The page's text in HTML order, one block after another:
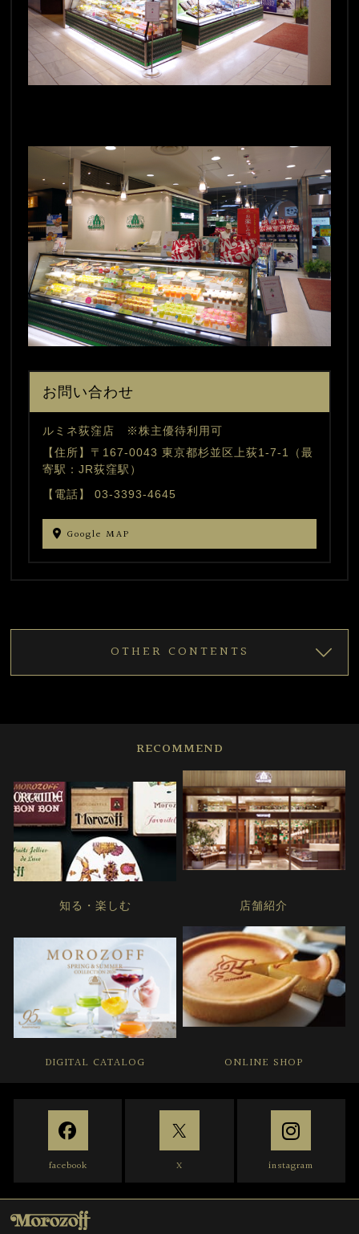
お問い合わせ
ルミネ荻窪店 ※株主優待利用可
【住所】〒167-0043 東京都杉並区上荻1-7-1（最
寄駅：JR荻窪駅）
【電話】 03-3393-4645
Google MAP
OTHER CONTENTS
RECOMMEND
知る・楽しむ 店舗紹介
DIGITAL CATALOG ONLINE SHOP
facebook X instagram